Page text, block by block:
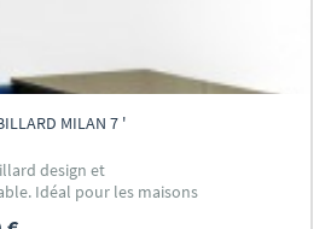
MILAN 7 '
design et
Idéal pour les maisons